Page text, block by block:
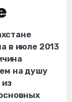
в июле 2013
на душу